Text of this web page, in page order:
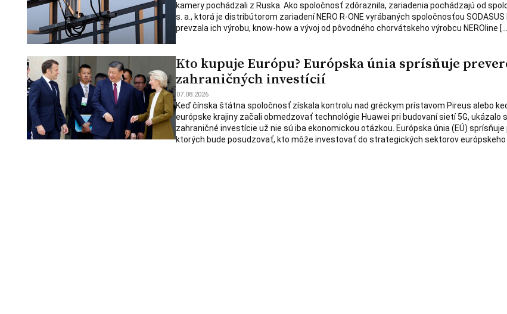
kamery pochádzali z Ruska. Ako spoločnosť zdôraznila, zariadenia pochádzajú od
s. a., ktorá je distribútorom zariadení NERO R-ONE vyrábaných spoločnosťou
prevzala ich výrobu, know-how a vývoj od pôvodného chorvátskeho výrobcu NEROline
Kto kupuje Európu? Európska únia sprísňuje
zahraničných investícií
07.08.2026
Keď čínska štátna spoločnosť získala kontrolu nad gréckym prístavom Pireus alebo
európske krajiny začali obmedzovať technológie Huawei pri budovaní sietí 5G, ukázalo
zahraničné investície už nie sú iba ekonomickou otázkou. Európska únia (EÚ) sprísňuje
ktorých bude posudzovať, kto môže investovať do strategických sektorov európskeho